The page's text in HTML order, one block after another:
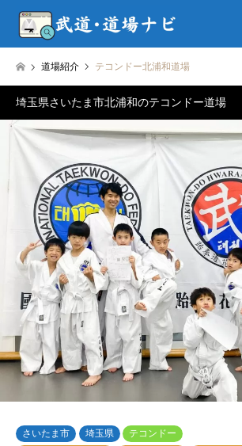
道場紹介 テコンドー北浦和道場
埼玉県さいたま市北浦和のテコンドー道場
さいたま市 埼玉県
テコンドー